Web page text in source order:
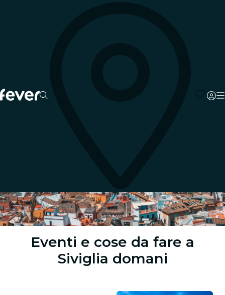
Eventi e cose da fare a
Siviglia domani